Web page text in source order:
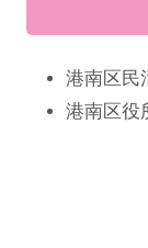
港南区民
港南区役